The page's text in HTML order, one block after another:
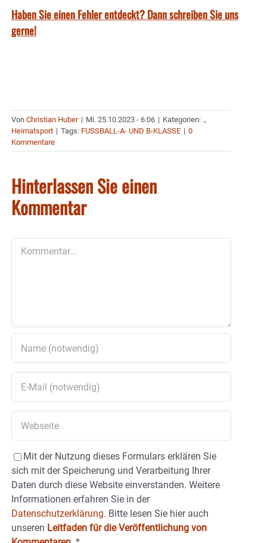
Haben Sie einen Fehler entdeckt? Dann schreiben Sie uns
gerne!
Von Christian Huber | Mi. 25.10.2023 - 6:06 | Kategorien: .,
Heimatsport | Tags: FUSSBALL-A- UND B-KLASSE | 0
Kommentare
Hinterlassen Sie einen
Kommentar
Mit der Nutzung dieses Formulars erklären Sie
sich mit der Speicherung und Verarbeitung Ihrer
Daten durch diese Website einverstanden. Weitere
Informationen erfahren Sie in der
Datenschutzerklärung. Bitte lesen Sie hier auch
unseren Leitfaden für die Veröffentlichung von